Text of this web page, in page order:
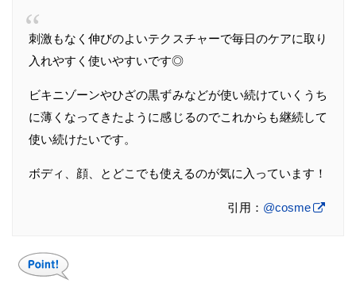
刺激もなく伸びのよいテクスチャーで毎日のケアに取り
入れやすく使いやすいです◎
ビキニゾーンやひざの黒ずみなどが使い続けていくうち
に薄くなってきたように感じるのでこれからも継続して
使い続けたいです。
ボディ、顔、とどこでも使えるのが気に入っています！
引用： @cosme